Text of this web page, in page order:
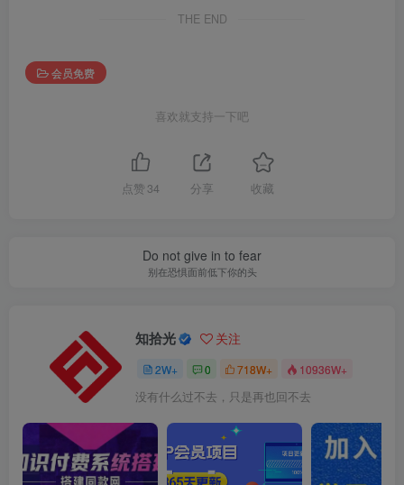
THE END
会员免费
喜欢就支持一下吧
点赞 34 分享 收藏
Do not give in to fear
别在恐惧面前低下你的头
知拾光 关注
2W+ 0 718W+ 10936W+
没有什么过不去，只是再也回不去